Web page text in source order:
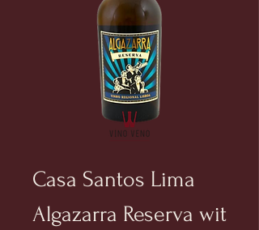
Casa Santos Lima
Algazarra Reserva wit